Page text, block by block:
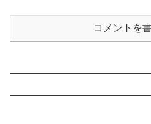
コメントを